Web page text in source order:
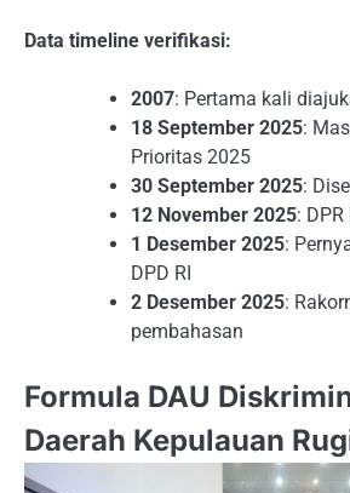
Data timeline verifikasi:
2007: Pertama kali
18 September 2025:
Prioritas 2025
30 September 2025:
12 November 2025:
1 Desember 2025:
DPD RI
2 Desember 2025:
pembahasan
Formula DAU
Daerah Kepulauan